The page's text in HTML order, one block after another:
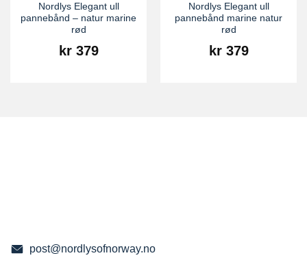
Nordlys Elegant ull
pannebånd – natur marine
rød
kr379
Nordlys Elegant ull
pannebånd marine natur
rød
kr379
post@nordlysofnorway.no